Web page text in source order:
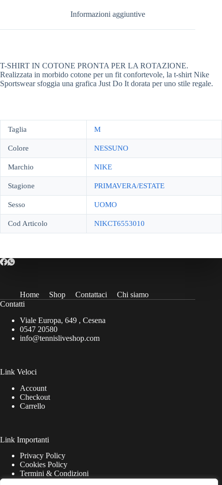
Informazioni aggiuntive
T-SHIRT IN COTONE PRONTA PER LA ROTAZIONE.
Realizzata in morbido cotone per un fit confortevole, la t-shirt Nike
Sportswear sfoggia una grafica Just Do It dorata per uno stile regale.
Taglia M
Colore NESSUNO
Marchio NIKE
Stagione PRIMAVERA/ESTATE
Sesso UOMO
Cod Articolo NIKCT6553010
Home Shop Contattaci
Chi siamo
Contatti
Viale Europa, 649 , Cesena
0547 20580
info@tennisliveshop.com
Link Veloci
Account
Checkout
Carrello
Link Importanti
Privacy Policy
Cookies Policy
Termini & Condizioni